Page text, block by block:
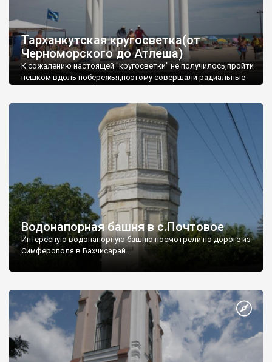
Тарханкутская кругосветка(от
Черноморского до Атлеша)
К сожалению настоящей "кругосветки" не получилось,пройти
пешком вдоль побережья,поэтому совершали радиальные
Водонапорная башня в с.Почтовое
Интересную водонапорную башню посмотрели по дороге из
Симферополя в Бахчисарай.